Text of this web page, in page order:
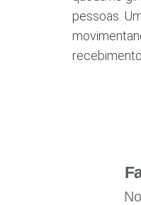
pessoas.